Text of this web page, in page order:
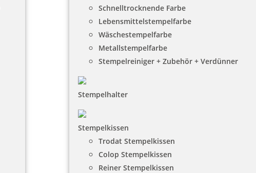
Schnelltrocknende Farbe
Lebensmittelstempelfarbe
Wäschestempelfarbe
Metallstempelfarbe
Stempelreiniger + Zubehör + Verdünner
Stempelhalter
Stempelkissen
Trodat Stempelkissen
Colop Stempelkissen
Reiner Stempelkissen